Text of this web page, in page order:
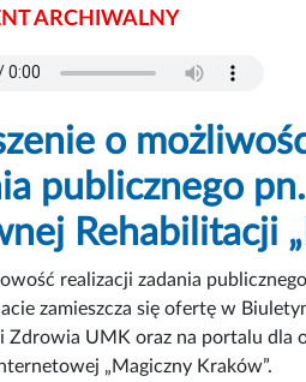
ARCHIWALNY
o
publicznego
Rehabilitacji
realizacji zadania
zamieszcza się ofertę w
i Zdrowia UMK oraz na portalu dla
„Magiczny Kraków”.